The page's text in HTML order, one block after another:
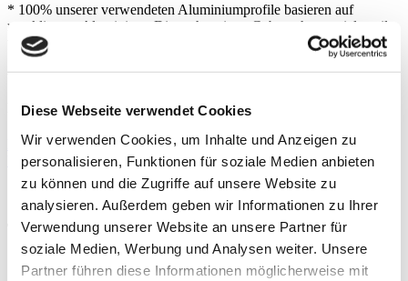
Diese Webseite verwendet Cookies
Wir verwenden Cookies, um Inhalte und Anzeigen zu
personalisieren, Funktionen für soziale Medien anbieten
zu können und die Zugriffe auf unsere Website zu
analysieren. Außerdem geben wir Informationen zu Ihrer
Verwendung unserer Website an unsere Partner für
soziale Medien, Werbung und Analysen weiter. Unsere
Partner führen diese Informationen möglicherweise mit
* 100% unserer verwendeten Aluminiumprofile basieren auf
rezykliertem Aluminium. Dieses hat einen Gebrauchtmaterialanteil
von ca. 80%.
Weil Verantwortung ein Produktmerkmal
ist.
Nachhaltigkeitsbericht lesen
Unsere Produkte entdecken
Stefan Frohofer
Technischer Leiter
"Wir konzentrieren die Produktion auf unser eigenes